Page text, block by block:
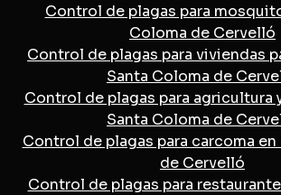
Control de plagas para
Coloma de Cervelló
Control de plagas para viviendas
Santa Coloma de
Control de plagas para agricultura
Santa Coloma de
Control de plagas para carcoma
de Cervelló
Control de plagas para